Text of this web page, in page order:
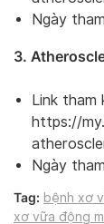
Ngày
3.
Link tham
https://
Ngày
Tag: bệnh xơ
xơ vữa động